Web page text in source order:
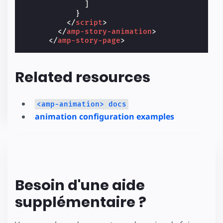
}
</script>
</amp-story-animation>
</amp-story-page>
Related resources
<amp-animation> docs
animation configuration examples
Besoin d'une aide
supplémentaire ?